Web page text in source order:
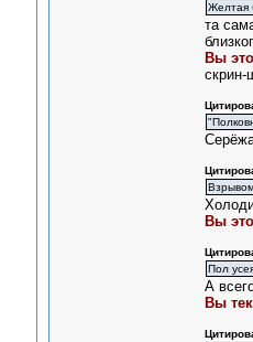
Желтая
та
Вы
скрин-
Вы
Пол
А
Вы